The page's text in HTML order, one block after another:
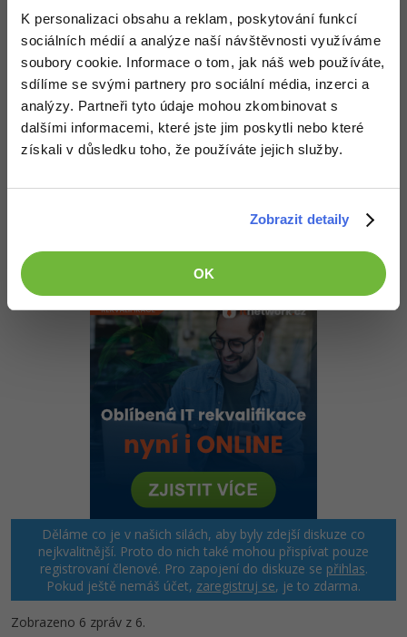
K personalizaci obsahu a reklam, poskytování funkcí
sociálních médií a analýze naší návštěvnosti využíváme
soubory cookie. Informace o tom, jak náš web používáte,
sdílíme se svými partnery pro sociální média, inzerci a
analýzy. Partneři tyto údaje mohou zkombinovat s
dalšími informacemi, které jste jim poskytli nebo které
získali v důsledku toho, že používáte jejich služby.
Zobrazit detaily
OK
Honza Bittner: 17.4.2015 18:09
Nic oficiálního, jak již bylo řečeno, na zvuk v pozadíneexistuje.
skrýt... Avšak pak si to chce zjistit, jestli něco neporušuješ no...
Děláme co je v našich silách, aby byly zdejší diskuze co
nejkvalitnější. Proto do nich také mohou přispívat pouze
registrovaní členové. Pro zapojení do diskuze se přihlas.
Pokud ještě nemáš účet, zaregistruj se, je to zdarma.
Zobrazeno 6 zpráv z 6.